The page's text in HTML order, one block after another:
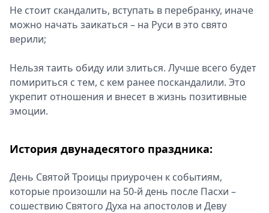
Не стоит скандалить, вступать в перебранку, иначе
можно начать заикаться – на Руси в это свято
верили;
Нельзя таить обиду или злиться. Лучше всего будет
помириться с тем, с кем ранее поскандалили. Это
укрепит отношения и внесет в жизнь позитивные
эмоции.
История двунадесятого праздника:
День Святой Троицы приурочен к событиям,
которые произошли на 50-й день после Пасхи –
сошествию Святого Духа на апостолов и Деву